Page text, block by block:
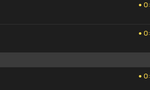
● 0:
● 0:
●
0
0: